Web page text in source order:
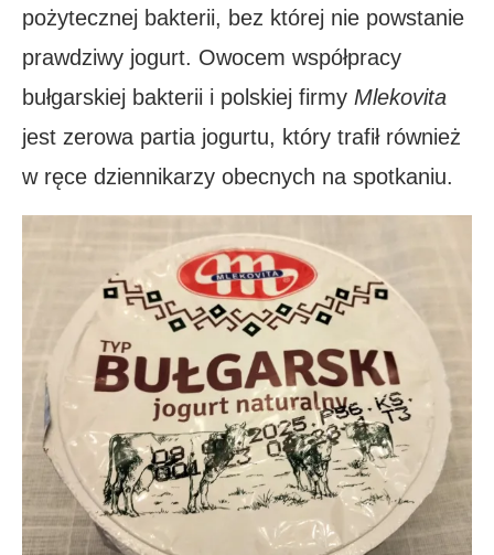
pożytecznej bakterii, bez której nie powstanie
prawdziwy jogurt. Owocem współpracy
bułgarskiej bakterii i polskiej firmy Mlekovita
jest zerowa partia jogurtu, który trafił również
w ręce dziennikarzy obecnych na spotkaniu.